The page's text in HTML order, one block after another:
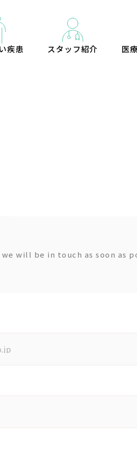
疾患 スタッフ紹介 医
will be in touch as soon as